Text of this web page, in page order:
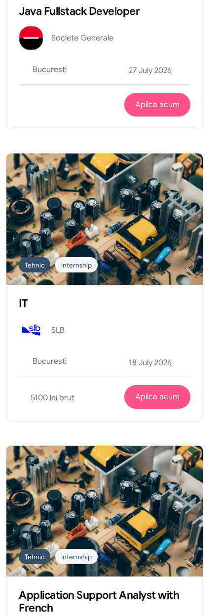
Java Fullstack Developer
Societe Generale
Bucuresti 27 July 2026
Aplica acum
Tehnic Internship
IT
SLB
Bucuresti 18 July 2026
5100 lei brut Aplica acum
Tehnic Internship
Application Support Analyst with
French